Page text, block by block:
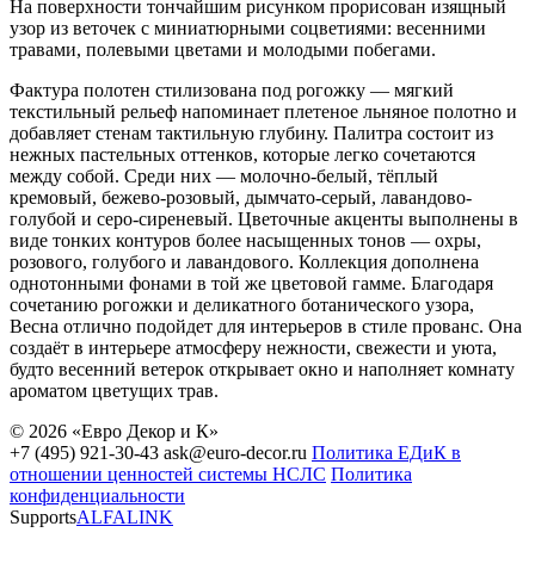
На поверхности тончайшим рисунком прорисован изящный
узор из веточек с миниатюрными соцветиями: весенними
травами, полевыми цветами и молодыми побегами.
Фактура полотен стилизована под рогожку — мягкий
текстильный рельеф напоминает плетеное льняное полотно и
добавляет стенам тактильную глубину. Палитра состоит из
нежных пастельных оттенков, которые легко сочетаются
между собой. Среди них — молочно-белый, тёплый
кремовый, бежево-розовый, дымчато-серый, лавандово-
голубой и серо-сиреневый. Цветочные акценты выполнены в
виде тонких контуров более насыщенных тонов — охры,
розового, голубого и лавандового. Коллекция дополнена
однотонными фонами в той же цветовой гамме. Благодаря
сочетанию рогожки и деликатного ботанического узора,
Весна отлично подойдет для интерьеров в стиле прованс. Она
создаёт в интерьере атмосферу нежности, свежести и уюта,
будто весенний ветерок открывает окно и наполняет комнату
ароматом цветущих трав.
© 2026 «Евро Декор и К»
+7 (495) 921-30-43 ask@euro-decor.ru Политика ЕДиК в
отношении ценностей системы НСЛС Политика
конфиденциальности
SupportsALFALINK